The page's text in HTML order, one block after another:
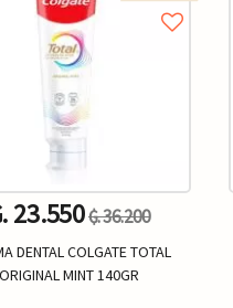
23.550₲. 36.200
DENTAL COLGATE TOTAL
ORIGINAL MINT 140GR